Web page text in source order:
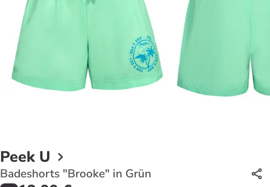
Peek U
Badeshorts "Brooke" in Grün